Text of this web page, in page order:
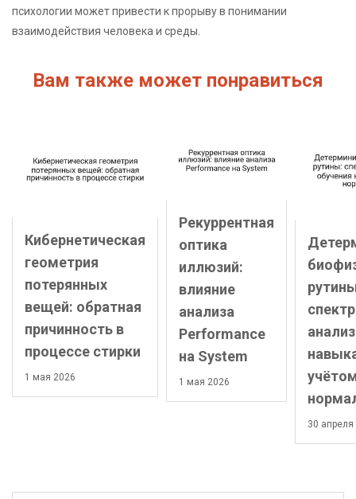
психологии может привести к прорыву в понимании
взаимодействия человека и среды.
Вам также может понравиться
Кибернетическая
геометрия
потерянных
вещей: обратная
причинность в
процессе стирки
1 мая 2026
Рекуррентная
оптика
иллюзий:
влияние
анализа
Performance
на System
1 мая 2026
30